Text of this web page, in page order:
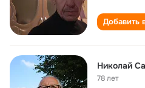
Добавить
Николай
78 лет